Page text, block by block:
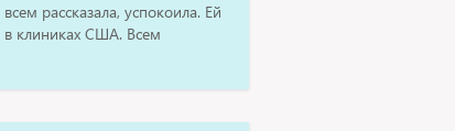
рассказала, успокоила. Ей
в клиниках США. Всем